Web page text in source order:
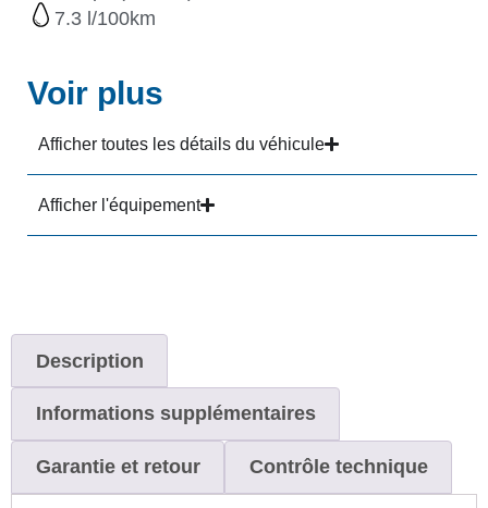
7.3
Voir plus
Afficher toutes les détails du véhicule
Afficher l'équipement
Description
Informations supplémentaires
Garantie et retour Contrôle technique